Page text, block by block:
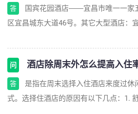
答
国宾花园酒店――宜昌市唯一一家
区宜昌城东大道46号。其它大型酒店：
问 酒店除周末外怎么提高入住
答
是指在周末选择入住酒店来度过休
式。选择住酒店的原因有以下几点：1.